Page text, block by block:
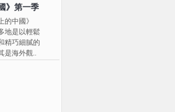
》第一季
的中國》
地是以輕鬆
精巧細膩的
是海外觀..